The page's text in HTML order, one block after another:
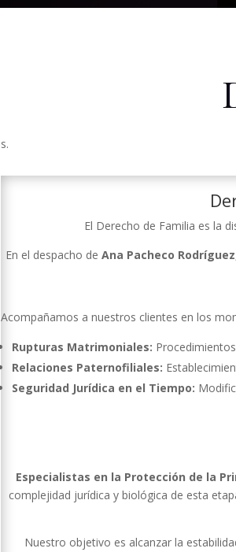
s.
El Derecho de Familia es la
En el despacho de Ana Pacheco Rodríguez
Acompañamos a nuestros clientes en los
Rupturas Matrimoniales:
Relaciones Paternofiliales:
Seguridad Jurídica en el Tiempo:
Especialistas en la Protección de la
complejidad jurídica y biológica de esta
Nuestro objetivo es alcanzar la